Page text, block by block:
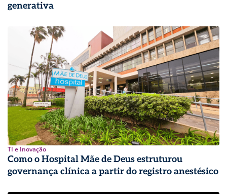
generativa
TI e Inovação
Como o Hospital Mãe de Deus estruturou
governança clínica a partir do registro anestésico